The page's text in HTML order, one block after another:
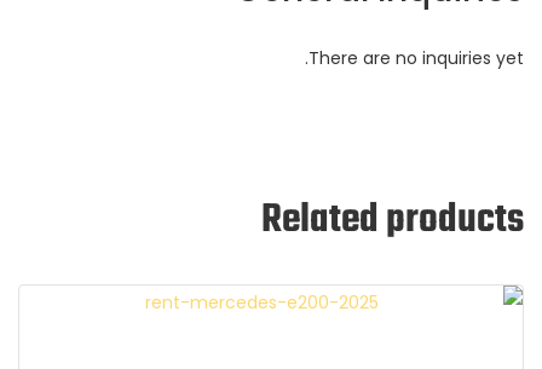
There are no inquiries yet.
Related products